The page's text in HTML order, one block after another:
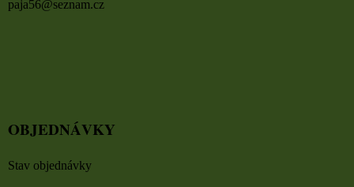
paja56@seznam.cz
OBJEDNÁVKY
Stav objednávky